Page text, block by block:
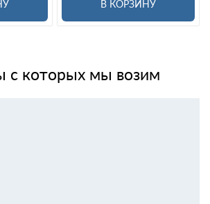
В КОРЗИНУ
с которых мы возим